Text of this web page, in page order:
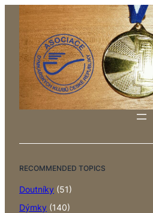
RECOMMENDED TOPICS
Doutníky (51)
Dýmky (140)